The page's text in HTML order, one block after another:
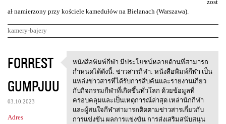
zost
ał namierzony przy kościele kamedułów na Bielanach (Warszawa).
kamery-bajery
K
o
m
e
n
FORREST
GUMPJUU
03.10.2023
Adres
หนังสือพิมพ์กีฬา
หนังสือพิมพ์กีฬา มีประโยชน์หลายด้านที่สามารถ
กำหนดได้ดังนี้: ข่าวสารกีฬา: หนังสือพิมพ์กีฬา เป็น
แหล่งข่าวสารที่ได้รับการสืบค้นและรายงานเกี่ยว
กับกิจกรรมกีฬาที่เกิดขึ้นทั่วโลก ด้วยข้อมูลที่
ครอบคลุมและเป็นเหตุการณ์ล่าสุด เหล่านักกีฬา
และผู้สนใจกีฬาสามารถติดตามข่าวสารเกี่ยวกับ
การแข่งขัน ผลการแข่งขัน การส่งเสริมสนับสนุน